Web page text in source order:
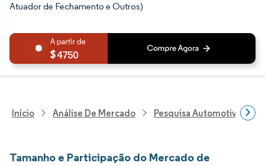
Atuador de Fechamento e Outros)
4750
Início Análise De Mercado Pesquisa Automotiva
Tamanho e Participação do Mercado de